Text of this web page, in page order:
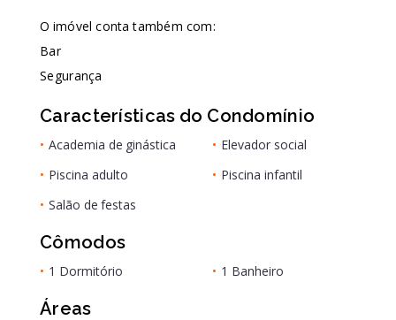
O imóvel conta também com:
Bar
Segurança
Características do Condomínio
• Academia de ginástica • Elevador social
• Piscina adulto • Piscina infantil
• Salão de festas
Cômodos
• 1 Dormitório • 1 Banheiro
Áreas